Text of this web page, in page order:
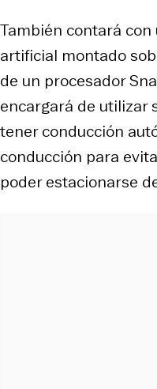
También contará
artificial montado
de un procesador
encargará de utilizar
tener conducción
conducción para
poder estacionarse